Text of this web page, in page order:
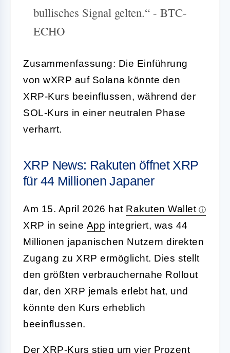
bullisches Signal gelten.“ - BTC-
ECHO
Zusammenfassung: Die Einführung
von wXRP auf Solana könnte den
XRP-Kurs beeinflussen, während der
SOL-Kurs in einer neutralen Phase
verharrt.
XRP News: Rakuten öffnet XRP
für 44 Millionen Japaner
Am 15. April 2026 hat Rakuten Wallet
XRP in seine App integriert, was 44
Millionen japanischen Nutzern direkten
Zugang zu XRP ermöglicht. Dies stellt
den größten verbrauchernahe Rollout
dar, den XRP jemals erlebt hat, und
könnte den Kurs erheblich
beeinflussen.
Der XRP-Kurs stieg um vier Prozent